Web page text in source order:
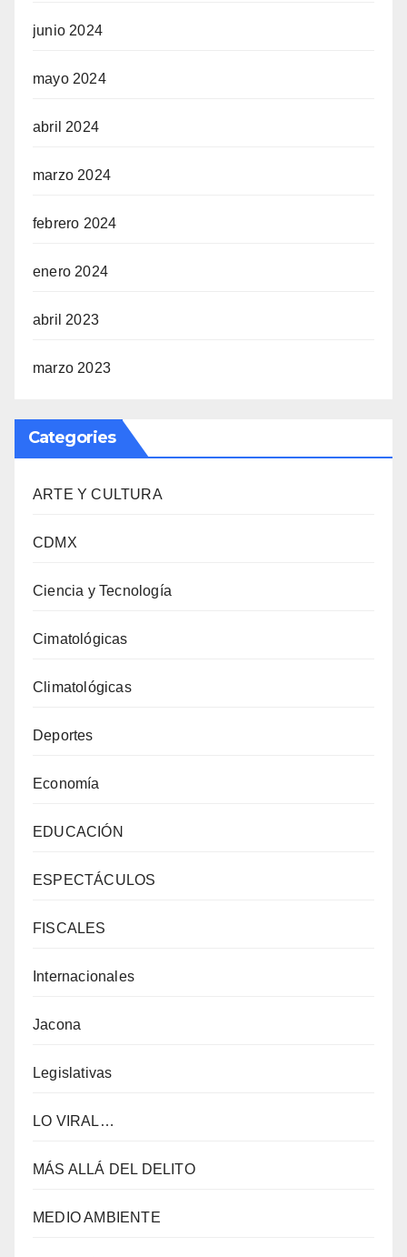
junio 2024
mayo 2024
abril 2024
marzo 2024
febrero 2024
enero 2024
abril 2023
marzo 2023
Categories
ARTE Y CULTURA
CDMX
Ciencia y Tecnología
Cimatológicas
Climatológicas
Deportes
Economía
EDUCACIÓN
ESPECTÁCULOS
FISCALES
Internacionales
Jacona
Legislativas
LO VIRAL…
MÁS ALLÁ DEL DELITO
MEDIO AMBIENTE